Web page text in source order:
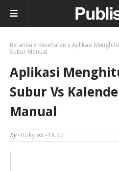
Beranda Kesehatan
Aplikasi
Subur Manual
Aplikasi
Subur Vs
Manual
by - Rizky on - 18.37